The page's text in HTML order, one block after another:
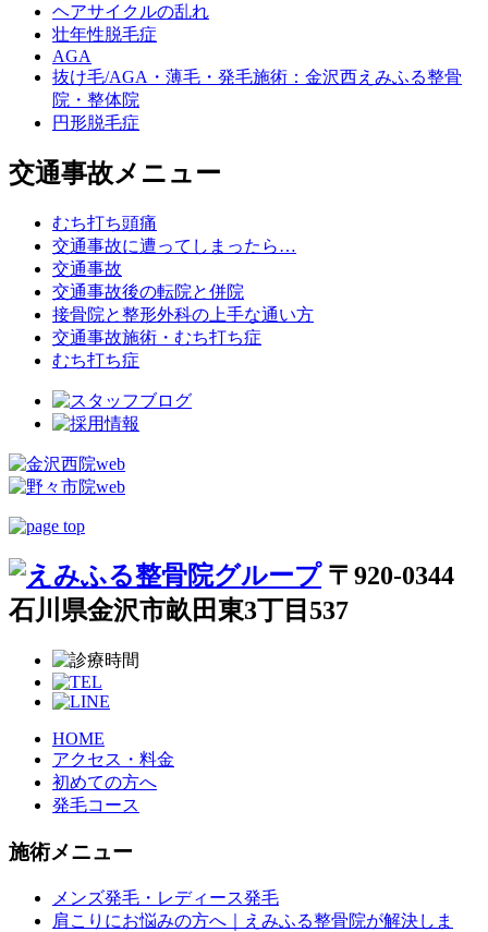
ヘアサイクルの乱れ
壮年性脱毛症
AGA
抜け毛/AGA・薄毛・発毛施術：金沢西えみふる整骨
院・整体院
円形脱毛症
交通事故メニュー
むち打ち頭痛
交通事故に遭ってしまったら…
交通事故
交通事故後の転院と併院
接骨院と整形外科の上手な通い方
交通事故施術・むち打ち症
むち打ち症
〒920-0344
石川県金沢市畝田東3丁目537
HOME
アクセス・料金
初めての方へ
発毛コース
施術メニュー
メンズ発毛・レディース発毛
肩こりにお悩みの方へ｜えみふる整骨院が解決しま